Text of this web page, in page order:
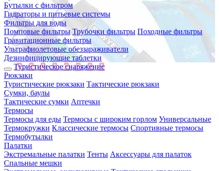
Бутылки с фильтром
Гидраторы и питьевые системы
Фильтры для воды
Помповые фильтры Трубочки фильтры Походные фильтры
Гравитационные фильтры
Ультрафиолетовые обеззараживатели
Дезинфицирующие таблетки
Туристическое снаряжение
Рюкзаки
Туристические рюкзаки Тактические рюкзаки
Сумки, баулы
Тактические сумки Аптечки
Термосы
Термосы для еды Термосы с широким горлом Универсальные
Термокружки Классические термосы Спортивные термосы
Термобутылки
Палатки
Экстремальные палатки Тенты Аксессуары для палаток
Спальные мешки